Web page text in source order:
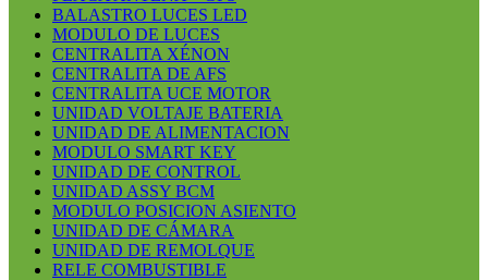
BALASTRO LUCES LED
MODULO DE LUCES
CENTRALITA XÉNON
CENTRALITA DE AFS
CENTRALITA UCE MOTOR
UNIDAD VOLTAJE BATERIA
UNIDAD DE ALIMENTACION
MODULO SMART KEY
UNIDAD DE CONTROL
UNIDAD ASSY BCM
MODULO POSICION ASIENTO
UNIDAD DE CÁMARA
UNIDAD DE REMOLQUE
RELE COMBUSTIBLE